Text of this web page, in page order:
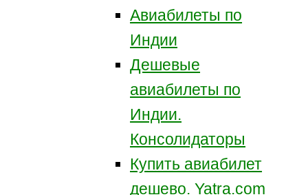
Авиабилеты по
Индии
Дешевые
авиабилеты по
Индии.
Консолидаторы
Купить авиабилет
дешево. Yatra.com